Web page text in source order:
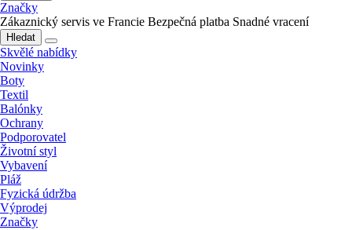
Značky
Zákaznický servis ve Francie Bezpečná platba Snadné vracení
Hledat
Skvělé nabídky
Novinky
Boty
Textil
Balónky
Ochrany
Podporovatel
Životní styl
Vybavení
Pláž
Fyzická údržba
Výprodej
Značky